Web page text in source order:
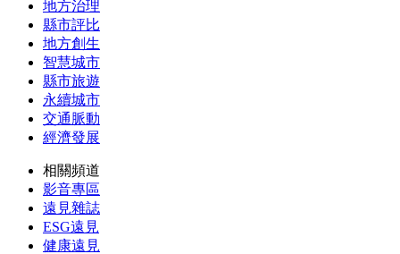
地方治理
縣市評比
地方創生
智慧城市
縣市旅遊
永續城市
交通脈動
經濟發展
相關頻道
影音專區
遠見雜誌
ESG遠見
健康遠見